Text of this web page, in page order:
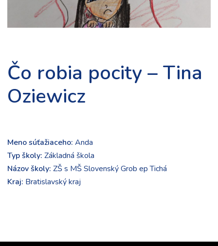
Čo robia pocity – Tina
Oziewicz
Meno súťažiaceho: Anda
Typ školy: Základná škola
Názov školy: ZŠ s MŠ Slovenský Grob ep Tichá
Kraj: Bratislavský kraj